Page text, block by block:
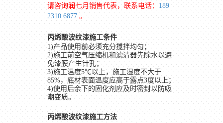
请咨询润七月销售代表，联系电话： 189
2310 6877 。
丙烯酸波纹漆施工条件
1)产品使用前必须充分搅拌均匀；
2)施工前空气压缩机和滤清器先除水以避
免漆膜产生针孔；
3)施工温度5℃以上，施工湿度不大于
85%，底材表面温度应高于露点3度以上；
4)使用后余下的固化剂应及时密封以防吸
潮变质。
丙烯酸波纹漆施工方法